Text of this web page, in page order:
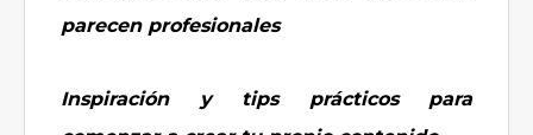
parecen profesionales
Inspiración y tips prácticos para